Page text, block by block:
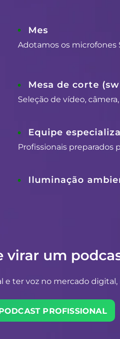
Mes
Adotamos os microfones
Mesa de corte
Seleção de vídeo,
Equipe
Profissionais preparados
Iluminação
virar um
ter voz no mercado
PROFISSIONAL